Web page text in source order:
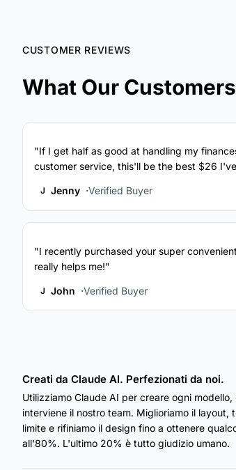
CUSTOMER REVIEWS
What Our
"If I get half as good at handling my
customer service, this'll be the best $26
J Jenny Verified Buyer
"I recently purchased your super
really helps me!"
J John Verified Buyer
Creati da Claude AI. Perfezionati da noi.
Utilizziamo Claude AI per creare ogni
interviene il nostro team. Miglioriamo il
limite e rifiniamo il design fino a ottenere
all'80%. L'ultimo 20% è tutto giudizio umano.